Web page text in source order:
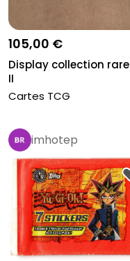
105,00 €
Display collection
II
Cartes TCG
imhotep